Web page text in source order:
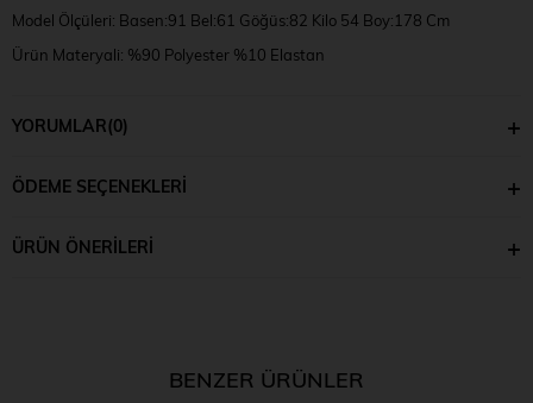
Model Ölçüleri: Basen:91 Bel:61 Göğüs:82 Kilo 54 Boy:178 Cm
Ürün Materyali: %90 Polyester %10 Elastan
YORUMLAR(0)
ÖDEME SEÇENEKLERI
ÜRÜN ÖNERILERI
BENZER ÜRÜNLER